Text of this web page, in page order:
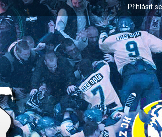
Přihlásit se